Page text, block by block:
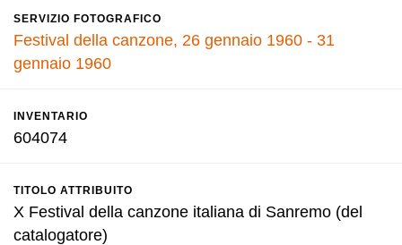
SERVIZIO FOTOGRAFICO
Festival della canzone, 26 gennaio 1960 - 31
gennaio 1960
INVENTARIO
604074
TITOLO ATTRIBUITO
X Festival della canzone italiana di Sanremo (del
catalogatore)